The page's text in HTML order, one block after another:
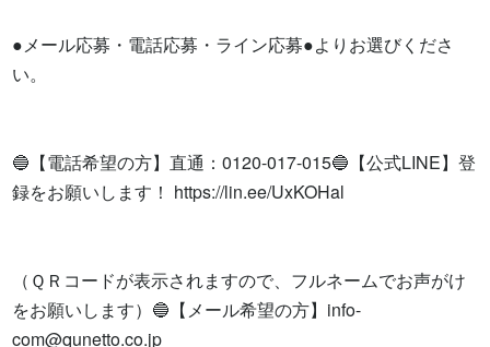
●メール応募・電話応募・ライン応募●よりお選びくださ
い。
🔵【電話希望の方】直通：0120-017-015🔵【公式LINE】登
録をお願いします！ https://lin.ee/UxKOHal
（ＱＲコードが表示されますので、フルネームでお声がけ
をお願いします）🔵【メール希望の方】 info-
com@qunetto.co.jp